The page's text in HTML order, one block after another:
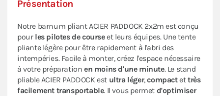
Présentation
Notre barnum pliant ACIER PADDOCK 2x2m est conçu
pour les pilotes de courseet leurs équipes. Une tente
pliante légère pour être rapidement à l'abri des
intempéries. Facile à monter, créez l'espace nécessaire
à votre préparation en moins d'une minute. Le stand
pliable ACIER PADDOCK est ultra léger,compactettrès
facilement transportable. Il vous permet d'optimiser